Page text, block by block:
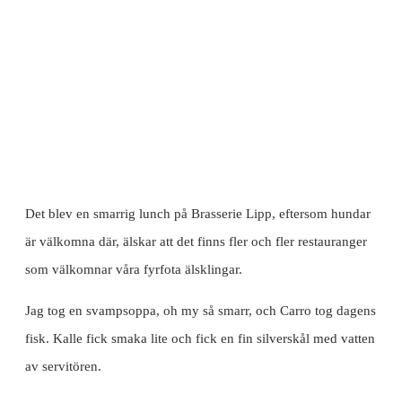
Det blev en smarrig lunch på Brasserie Lipp, eftersom hundar
är välkomna där, älskar att det finns fler och fler restauranger
som välkomnar våra fyrfota älsklingar.
Jag tog en svampsoppa, oh my så smarr, och Carro tog dagens
fisk. Kalle fick smaka lite och fick en fin silverskål med vatten
av servitören.